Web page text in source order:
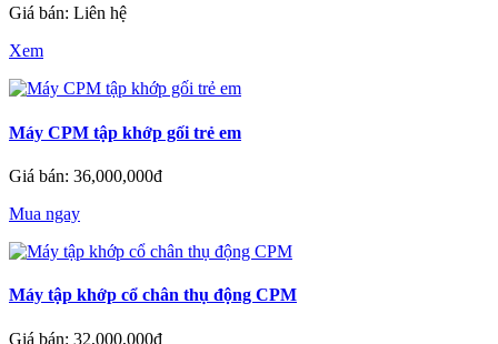
Giá bán: Liên hệ
Xem
Máy CPM tập khớp gối trẻ em
Giá bán: 36,000,000đ
Mua ngay
Máy tập khớp cổ chân thụ động CPM
Giá bán: 32,000,000đ